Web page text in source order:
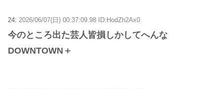
24: 2026/06/07(日) 00:37:09.98 ID:HodZh2Ax0
今のところ出た芸人皆損しかしてへんな
DOWNTOWN＋